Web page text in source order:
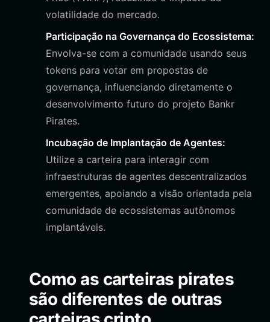
volatilidade do mercado.
Participação na Governança do Ecossistema:
Envolva-se com a comunidade usando seus
tokens para votar em propostas de
governança, influenciando diretamente o
desenvolvimento futuro do projeto Bankr
Pirates.
Incubação de Implantação de Agentes:
Utilize a carteira para interagir com
infraestruturas de agentes descentralizados
emergentes, apoiando a visão orientada pela
comunidade de ecossistemas autônomos
implantáveis.
Como as carteiras pirates
são diferentes de outras